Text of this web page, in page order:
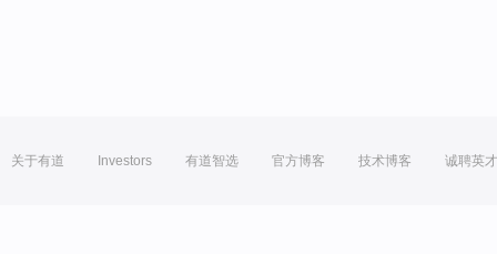
关于有道 Investors 有道智选 官方博客 技术博客 诚聘英才